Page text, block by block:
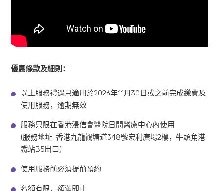
優惠條款及細則：
以上服務禮遇只適用於2026年11月30日或之前完成繳費及
使用服務，逾期無效
服務只限在香港浸信會醫院日間醫療中心內使用
(服務地址: 香港九龍觀塘道348號宏利廣場2樓，牛頭角港
鐵站B5出口)
使用服務前必須提前預約
名額有限，額滿即止